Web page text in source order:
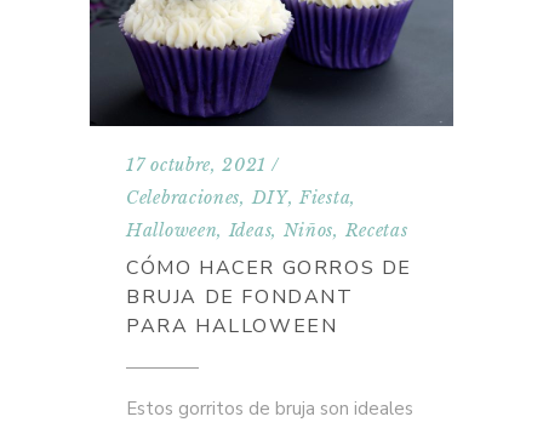
17 octubre, 2021
Celebraciones,DIY,Fiesta,
Halloween,Ideas, Niños, Recetas
CÓMO HACER GORROS DE
BRUJA DE FONDANT
PARA HALLOWEEN
Estos gorritos de bruja son ideales